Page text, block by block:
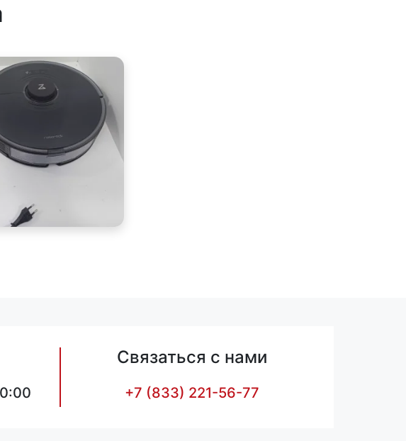
Связаться с нами
+7 (833) 221-56-77